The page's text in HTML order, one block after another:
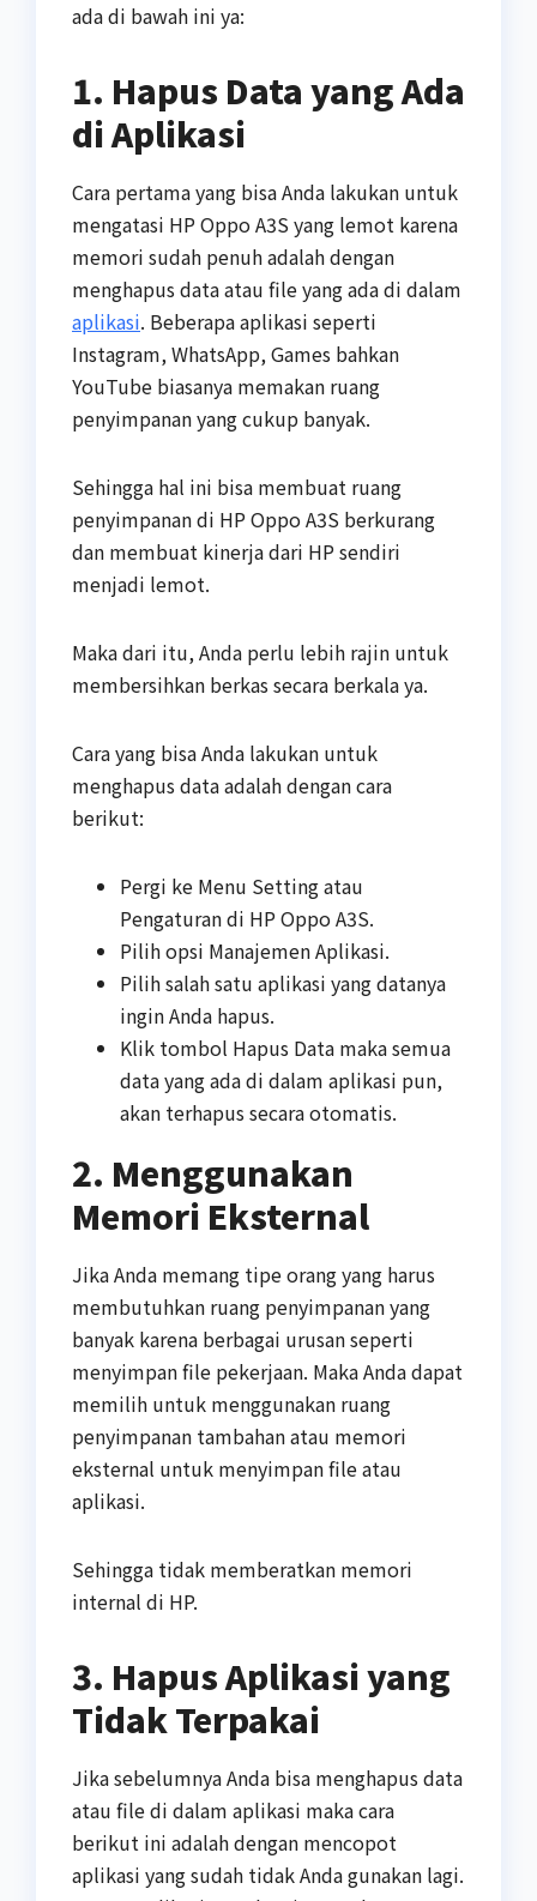
ada di bawah ini ya:
1. Hapus Data yang Ada
di Aplikasi
Cara pertama yang bisa Anda lakukan untuk
mengatasi HP Oppo A3S yang lemot karena
memori sudah penuh adalah dengan
menghapus data atau file yang ada di dalam
aplikasi. Beberapa aplikasi seperti
Instagram, WhatsApp, Games bahkan
YouTube biasanya memakan ruang
penyimpanan yang cukup banyak.
Sehingga hal ini bisa membuat ruang
penyimpanan di HP Oppo A3S berkurang
dan membuat kinerja dari HP sendiri
menjadi lemot.
Maka dari itu, Anda perlu lebih rajin untuk
membersihkan berkas secara berkala ya.
Cara yang bisa Anda lakukan untuk
menghapus data adalah dengan cara
berikut:
Pergi ke Menu Setting atau
Pengaturan di HP Oppo A3S.
Pilih opsi Manajemen Aplikasi.
Pilih salah satu aplikasi yang datanya
ingin Anda hapus.
Klik tombol Hapus Data maka semua
data yang ada di dalam aplikasi pun,
akan terhapus secara otomatis.
2. Menggunakan
Memori Eksternal
Jika Anda memang tipe orang yang harus
membutuhkan ruang penyimpanan yang
banyak karena berbagai urusan seperti
menyimpan file pekerjaan. Maka Anda dapat
memilih untuk menggunakan ruang
penyimpanan tambahan atau memori
eksternal untuk menyimpan file atau
aplikasi.
Sehingga tidak memberatkan memori
internal di HP.
3. Hapus Aplikasi yang
Tidak Terpakai
Jika sebelumnya Anda bisa menghapus data
atau file di dalam aplikasi maka cara
berikut ini adalah dengan mencopot
aplikasi yang sudah tidak Anda gunakan lagi.